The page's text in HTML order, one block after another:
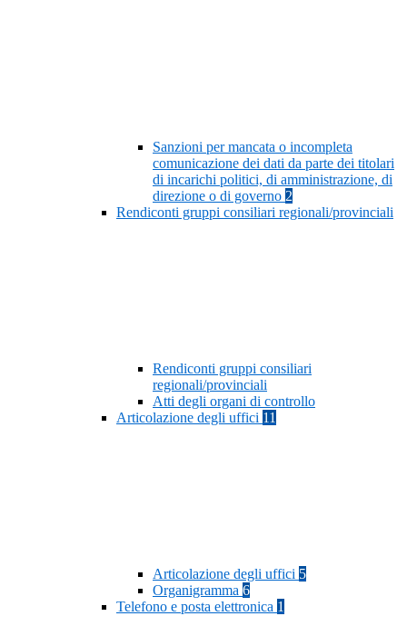
Sanzioni per mancata o incompleta
comunicazione dei dati da parte dei titolari
di incarichi politici, di amministrazione, di
direzione o di governo 2
Rendiconti gruppi consiliari regionali/provinciali
Rendiconti gruppi consiliari
regionali/provinciali
Atti degli organi di controllo
Articolazione degli uffici 11
Articolazione degli uffici 5
Organigramma 6
Telefono e posta elettronica 1